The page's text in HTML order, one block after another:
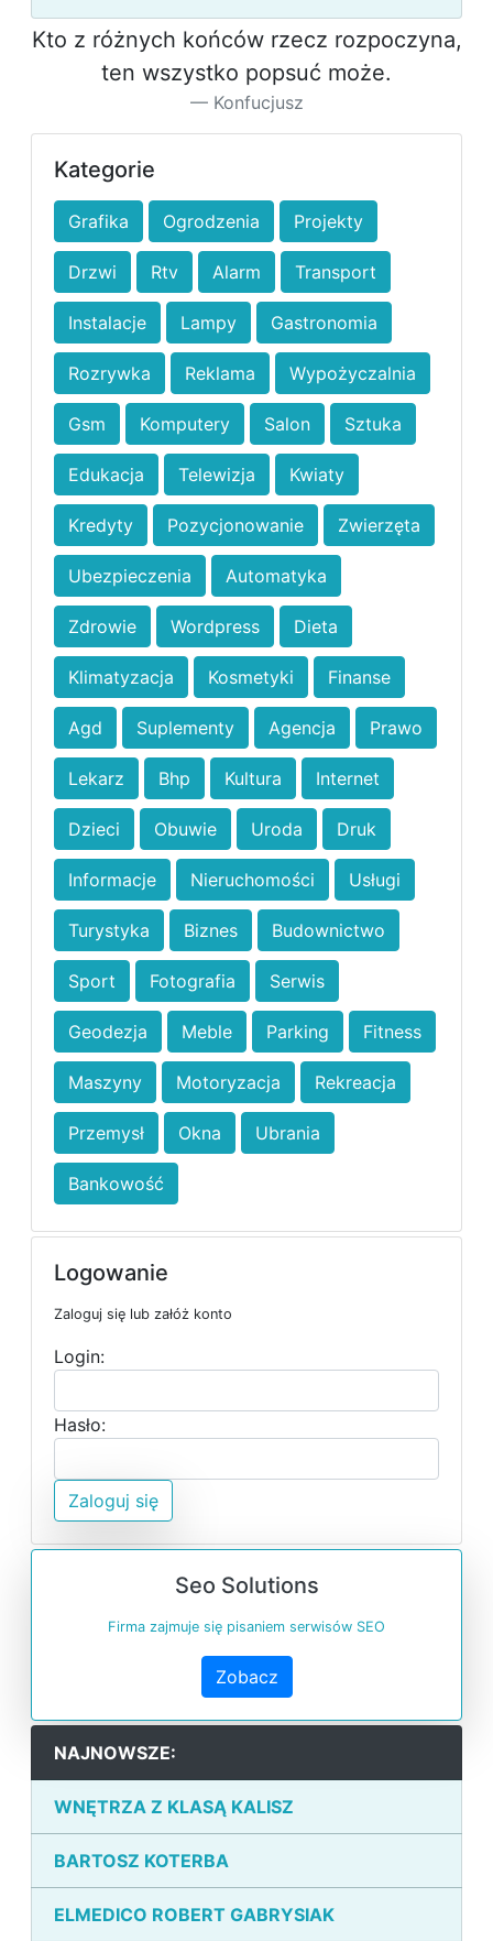
Kto z różnych końców rzecz rozpoczyna,
ten wszystko popsuć może.
Konfucjusz
Kategorie
Grafika Ogrodzenia Projekty
Drzwi Rtv Alarm Transport
Instalacje Lampy Gastronomia
Rozrywka Reklama Wypożyczalnia
Gsm Komputery Salon Sztuka
Edukacja Telewizja Kwiaty
Kredyty Pozycjonowanie Zwierzęta
Ubezpieczenia Automatyka
Zdrowie Wordpress Dieta
Klimatyzacja Kosmetyki Finanse
Agd Suplementy Agencja Prawo
Lekarz Bhp Kultura Internet
Dzieci Obuwie Uroda Druk
Informacje Nieruchomości Usługi
Turystyka Biznes Budownictwo
Sport Fotografia Serwis
Geodezja Meble Parking Fitness
Maszyny Motoryzacja Rekreacja
Przemysł Okna Ubrania
Bankowość
Logowanie
Zaloguj się lub załóż konto
Login:
Hasło:
Zaloguj się
Seo Solutions
Firma zajmuje się pisaniem serwisów SEO
Zobacz
NAJNOWSZE:
WNĘTRZA Z KLASĄ KALISZ
BARTOSZ KOTERBA
ELMEDICO ROBERT GABRYSIAK